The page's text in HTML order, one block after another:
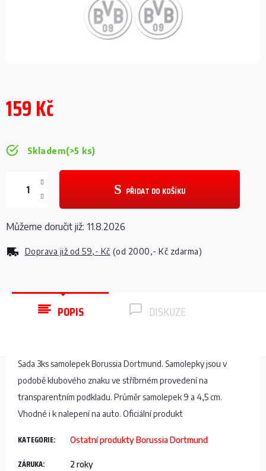
159 Kč
Skladem(>5 ks)
Doprava již od 59,- Kč (od 2000,- Kč zdarma)
PŘIDAT DO KOŠÍKU
Můžeme doručit již: 11.8.2026
POPIS DISKUZE
Sada 3ks samolepek Borussia Dortmund. Samolepky jsou v
podobě klubového znaku ve stříbrném provedení na
transparentním podkladu. Průměr samolepek 9 a 4,5 cm.
Vhodné i k nalepení na auto. Oficiální produkt
KATEGORIE: Ostatní produkty Borussia Dortmund
ZÁRUKA: 2 roky